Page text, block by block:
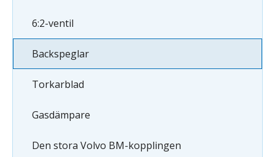
6:2-ventil
Backspeglar
Torkarblad
Gasdämpare
Den stora Volvo BM-kopplingen